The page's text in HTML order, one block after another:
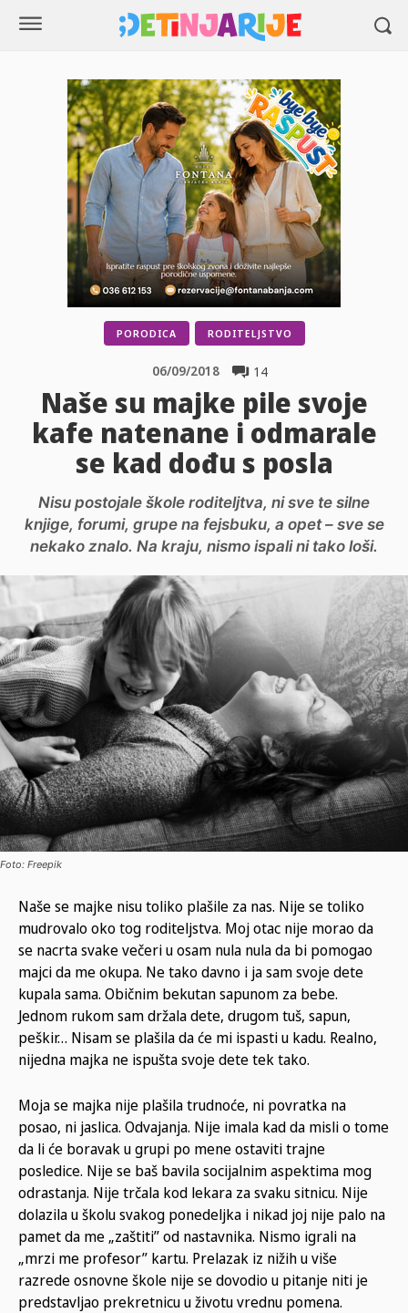
PORODICA RODITELJSTVO
14
06/09/2018
Naše su majke pile svoje
kafe natenane i odmarale
se kad dođu s posla
Nisu postojale škole roditeljtva, ni sve te silne
knjige, forumi, grupe na fejsbuku, a opet – sve se
nekako znalo. Na kraju, nismo ispali ni tako loši.
Foto: Freepik
Naše se majke nisu toliko plašile za nas. Nije se toliko
mudrovalo oko tog roditeljstva. Moj otac nije morao da
se nacrta svake večeri u osam nula nula da bi pomogao
majci da me okupa. Ne tako davno i ja sam svoje dete
kupala sama. Običnim bekutan sapunom za bebe.
Jednom rukom sam držala dete, drugom tuš, sapun,
peškir… Nisam se plašila da će mi ispasti u kadu. Realno,
nijedna majka ne ispušta svoje dete tek tako.
Moja se majka nije plašila trudnoće, ni povratka na
posao, ni jaslica. Odvajanja. Nije imala kad da misli o tome
da li će boravak u grupi po mene ostaviti trajne
posledice. Nije se baš bavila socijalnim aspektima mog
odrastanja. Nije trčala kod lekara za svaku sitnicu. Nije
dolazila u školu svakog ponedeljka i nikad joj nije palo na
pamet da me „zaštiti’’ od nastavnika. Nismo igrali na
„mrzi me profesor’’ kartu. Prelazak iz nižih u više
razrede osnovne škole nije se dovodio u pitanje niti je
predstavljao prekretnicu u životu vrednu pomena.